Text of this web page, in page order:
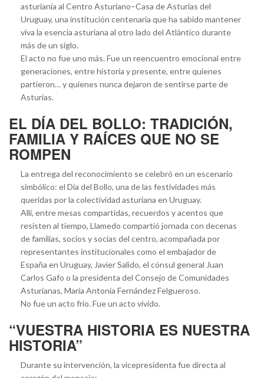
asturianía al Centro Asturiano–Casa de Asturias del
Uruguay, una institución centenaria que ha sabido mantener
viva la esencia asturiana al otro lado del Atlántico durante
más de un siglo.
El acto no fue uno más. Fue un reencuentro emocional entre
generaciones, entre historia y presente, entre quienes
partieron… y quienes nunca dejaron de sentirse parte de
Asturias.
EL DÍA DEL BOLLO: TRADICIÓN,
FAMILIA Y RAÍCES QUE NO SE
ROMPEN
La entrega del reconocimiento se celebró en un escenario
simbólico: el Día del Bollo, una de las festividades más
queridas por la colectividad asturiana en Uruguay.
Allí, entre mesas compartidas, recuerdos y acentos que
resisten al tiempo, Llamedo compartió jornada con decenas
de familias, socios y socias del centro, acompañada por
representantes institucionales como el embajador de
España en Uruguay, Javier Salido, el cónsul general Juan
Carlos Gafo o la presidenta del Consejo de Comunidades
Asturianas, María Antonia Fernández Felgueroso.
No fue un acto frío. Fue un acto vivido.
“VUESTRA HISTORIA ES NUESTRA
HISTORIA”
Durante su intervención, la vicepresidenta fue directa al